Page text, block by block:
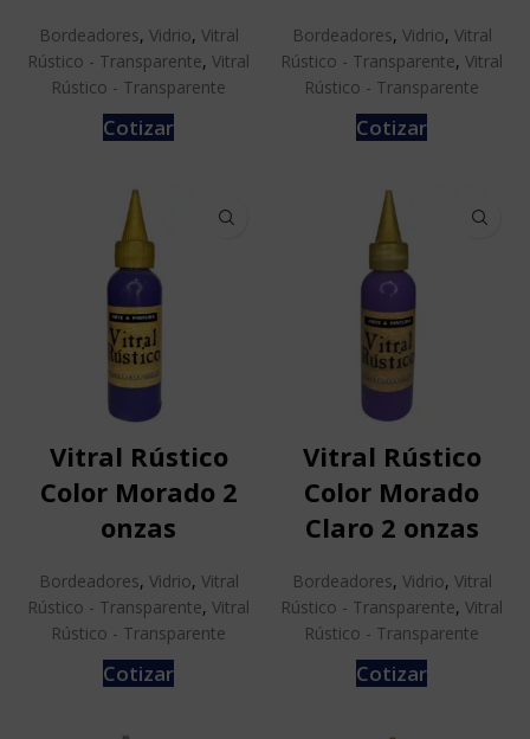
Bordeadores, Vidrio, Vitral
Rústico - Transparente, Vitral
Rústico - Transparente
Cotizar
Bordeadores, Vidrio, Vitral
Rústico - Transparente, Vitral
Rústico - Transparente
Cotizar
Vitral Rústico
Color Morado 2
onzas
Bordeadores, Vidrio, Vitral
Rústico - Transparente, Vitral
Rústico - Transparente
Cotizar
Vitral Rústico
Color Morado
Claro 2 onzas
Bordeadores, Vidrio, Vitral
Rústico - Transparente, Vitral
Rústico - Transparente
Cotizar